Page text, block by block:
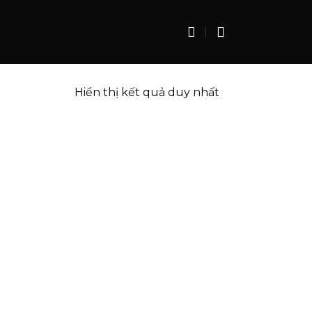
Hiển thị kết quả duy nhất